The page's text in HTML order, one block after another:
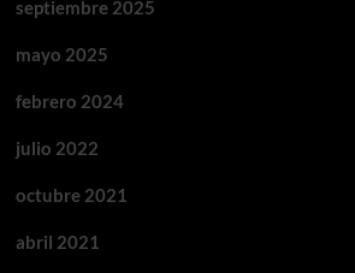
septiembre 2025
mayo 2025
febrero 2024
julio 2022
octubre 2021
abril 2021